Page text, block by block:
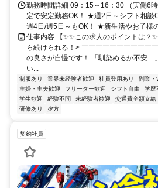
勤務時間詳細 09：15～16：30 （実働6
定で安定勤務OK！ ★週2日～シフト相
週4日/週5日～もOK！ ★新生活やお子様
仕事内容 【✨✨この求人のポイントは？
ら続けられる！> ￣￣￣￣￣￣￣￣￣￣
の良さが自慢です！ 「馴染めるか不安…
い...
制服あり 業界未経験者歓迎 社員登用あり 副業・
主婦・主夫歓迎
フリーター歓迎 シフト自由 学歴
学生歓迎
経験不問 未経験者歓迎 交通費全額支給
研修あり
夕方
契約社員